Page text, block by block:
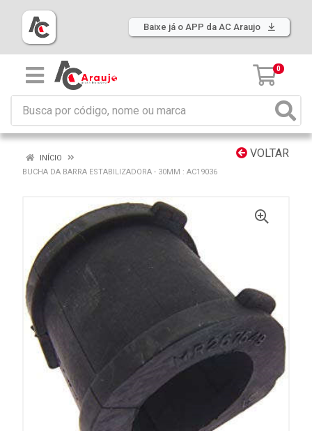
Baixe já o APP da AC Araujo
0
VOLTAR
INÍCIO
BUCHA DA BARRA ESTABILIZADORA - 30MM : AC19036